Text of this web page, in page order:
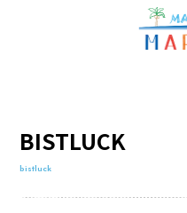
BISTLUCK
bistluck